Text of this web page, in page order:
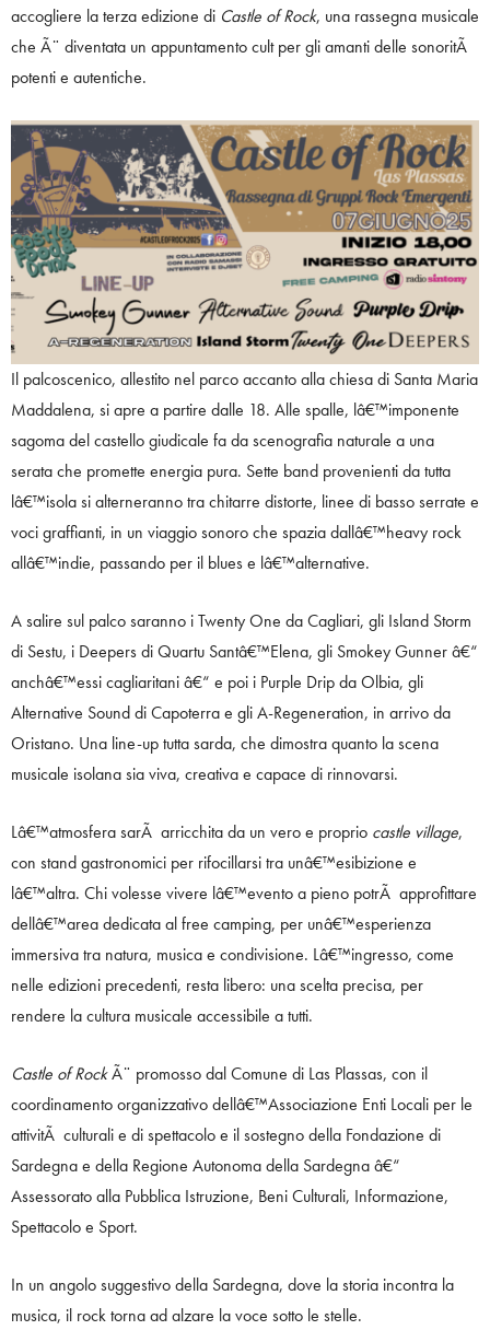
accogliere la terza edizione di Castle of Rock, una rassegna musicale
che Ã¨ diventata un appuntamento cult per gli amanti delle sonoritÃ
potenti e autentiche.
Il palcoscenico, allestito nel parco accanto alla chiesa di Santa Maria
Maddalena, si apre a partire dalle 18. Alle spalle, lâ€™imponente
sagoma del castello giudicale fa da scenografia naturale a una
serata che promette energia pura. Sette band provenienti da tutta
lâ€™isola si alterneranno tra chitarre distorte, linee di basso serrate e
voci graffianti, in un viaggio sonoro che spazia dallâ€™heavy rock
allâ€™indie, passando per il blues e lâ€™alternative.
A salire sul palco saranno i Twenty One da Cagliari, gli Island Storm
di Sestu, i Deepers di Quartu Santâ€™Elena, gli Smokey Gunner â€“
anchâ€™essi cagliaritani â€“ e poi i Purple Drip da Olbia, gli
Alternative Sound di Capoterra e gli A-Regeneration, in arrivo da
Oristano. Una line-up tutta sarda, che dimostra quanto la scena
musicale isolana sia viva, creativa e capace di rinnovarsi.
Lâ€™atmosfera sarÃ arricchita da un vero e proprio castle village,
con stand gastronomici per rifocillarsi tra unâ€™esibizione e
lâ€™altra. Chi volesse vivere lâ€™evento a pieno potrÃ approfittare
dellâ€™area dedicata al free camping, per unâ€™esperienza
immersiva tra natura, musica e condivisione. Lâ€™ingresso, come
nelle edizioni precedenti, resta libero: una scelta precisa, per
rendere la cultura musicale accessibile a tutti.
Castle of RockÃ¨ promosso dal Comune di Las Plassas, con il
coordinamento organizzativo dellâ€™Associazione Enti Locali per le
attivitÃ culturali e di spettacolo e il sostegno della Fondazione di
Sardegna e della Regione Autonoma della Sardegna â€“
Assessorato alla Pubblica Istruzione, Beni Culturali, Informazione,
Spettacolo e Sport.
In un angolo suggestivo della Sardegna, dove la storia incontra la
musica, il rock torna ad alzare la voce sotto le stelle.